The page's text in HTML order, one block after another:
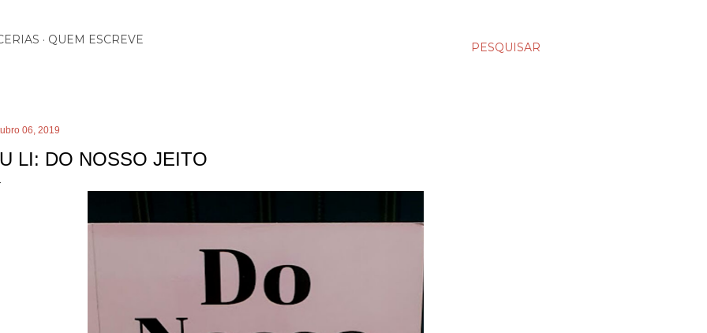
PESQUISAR
QUEM ESCREVE
06, 2019
LI: DO NOSSO JEITO